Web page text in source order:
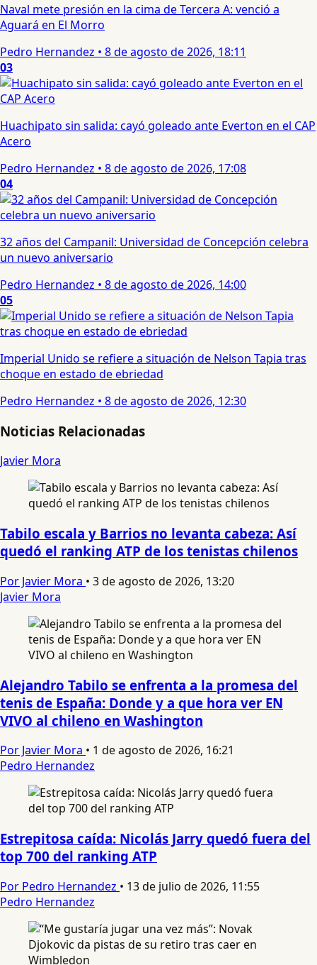
Naval mete presión en la cima de Tercera A: venció a
Aguará en El Morro
Pedro Hernandez • 8 de agosto de 2026, 18:11
03
Huachipato sin salida: cayó goleado ante Everton en el CAP
Acero
Pedro Hernandez • 8 de agosto de 2026, 17:08
04
32 años del Campanil: Universidad de Concepción celebra
un nuevo aniversario
Pedro Hernandez • 8 de agosto de 2026, 14:00
05
Imperial Unido se refiere a situación de Nelson Tapia tras
choque en estado de ebriedad
Pedro Hernandez • 8 de agosto de 2026, 12:30
Noticias Relacionadas
Javier Mora
Tabilo escala y Barrios no levanta cabeza: Así
quedó el ranking ATP de los tenistas chilenos
Por Javier Mora • 3 de agosto de 2026, 13:20
Javier Mora
Alejandro Tabilo se enfrenta a la promesa del
tenis de España: Donde y a que hora ver EN
VIVO al chileno en Washington
Por Javier Mora • 1 de agosto de 2026, 16:21
Pedro Hernandez
Estrepitosa caída: Nicolás Jarry quedó fuera del
top 700 del ranking ATP
Por Pedro Hernandez • 13 de julio de 2026, 11:55
Pedro Hernandez